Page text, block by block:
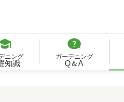
ニング
知識
ガーデニング
Q＆A